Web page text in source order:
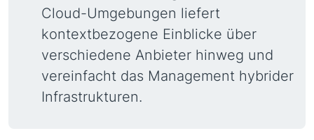
Cloud-Umgebungen liefert
kontextbezogene Einblicke über
verschiedene Anbieter hinweg und
vereinfacht das Management hybrider
Infrastrukturen.